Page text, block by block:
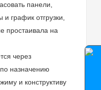
панели,
график отгрузки,
простаивала на
через
назначению
и конструктиву